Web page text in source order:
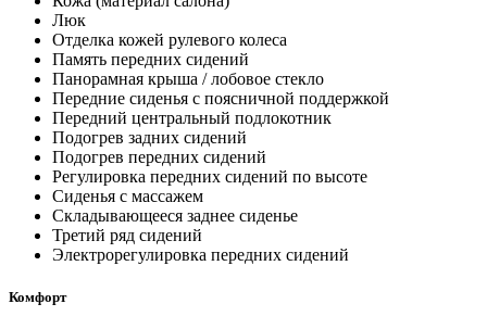
Люк
Отделка кожей рулевого колеса
Память передних сидений
Панорамная крыша / лобовое стекло
Передние сиденья с поясничной поддержкой
Передний центральный подлокотник
Подогрев задних сидений
Подогрев передних сидений
Регулировка передних сидений по высоте
Сиденья с массажем
Складывающееся заднее сиденье
Третий ряд сидений
Электрорегулировка передних сидений
Комфорт